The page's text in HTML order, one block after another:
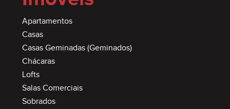
Apartamentos
Casas
Casas Geminadas (Geminados)
Chácaras
Lofts
Salas Comerciais
Sobrados